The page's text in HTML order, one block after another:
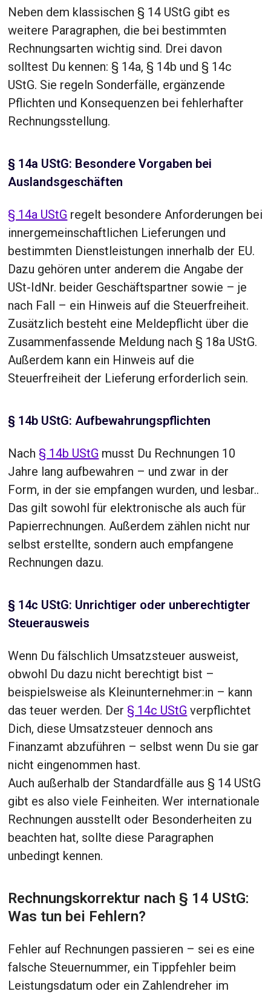
Neben dem klassischen § 14 UStG gibt es
weitere Paragraphen, die bei bestimmten
Rechnungsarten wichtig sind. Drei davon
solltest Du kennen: § 14a, § 14b und § 14c
UStG. Sie regeln Sonderfälle, ergänzende
Pflichten und Konsequenzen bei fehlerhafter
Rechnungsstellung.
§ 14a UStG: Besondere Vorgaben bei
Auslandsgeschäften
§ 14a UStG regelt besondere Anforderungen bei
innergemeinschaftlichen Lieferungen und
bestimmten Dienstleistungen innerhalb der EU.
Dazu gehören unter anderem die Angabe der
USt-IdNr. beider Geschäftspartner sowie – je
nach Fall – ein Hinweis auf die Steuerfreiheit.
Zusätzlich besteht eine Meldepflicht über die
Zusammenfassende Meldung nach § 18a UStG.
Außerdem kann ein Hinweis auf die
Steuerfreiheit der Lieferung erforderlich sein.
§ 14b UStG: Aufbewahrungspflichten
Nach § 14b UStG musst Du Rechnungen 10
Jahre lang aufbewahren – und zwar in der
Form, in der sie empfangen wurden, und lesbar..
Das gilt sowohl für elektronische als auch für
Papierrechnungen. Außerdem zählen nicht nur
selbst erstellte, sondern auch empfangene
Rechnungen dazu.
§ 14c UStG: Unrichtiger oder unberechtigter
Steuerausweis
Wenn Du fälschlich Umsatzsteuer ausweist,
obwohl Du dazu nicht berechtigt bist –
beispielsweise als Kleinunternehmer:in – kann
das teuer werden. Der § 14c UStG verpflichtet
Dich, diese Umsatzsteuer dennoch ans
Finanzamt abzuführen – selbst wenn Du sie gar
nicht eingenommen hast.
Auch außerhalb der Standardfälle aus § 14 UStG
gibt es also viele Feinheiten. Wer internationale
Rechnungen ausstellt oder Besonderheiten zu
beachten hat, sollte diese Paragraphen
unbedingt kennen.
Rechnungskorrektur nach § 14 UStG:
Was tun bei Fehlern?
Fehler auf Rechnungen passieren – sei es eine
falsche Steuernummer, ein Tippfehler beim
Leistungsdatum oder ein Zahlendreher im